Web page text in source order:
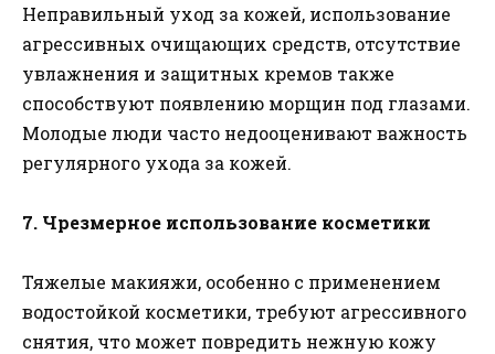
Неправильный уход за кожей, использование
агрессивных очищающих средств, отсутствие
увлажнения и защитных кремов также
способствуют появлению морщин под глазами.
Молодые люди часто недооценивают важность
регулярного ухода за кожей.
7. Чрезмерное использование косметики
Тяжелые макияжи, особенно с применением
водостойкой косметики, требуют агрессивного
снятия, что может повредить нежную кожу